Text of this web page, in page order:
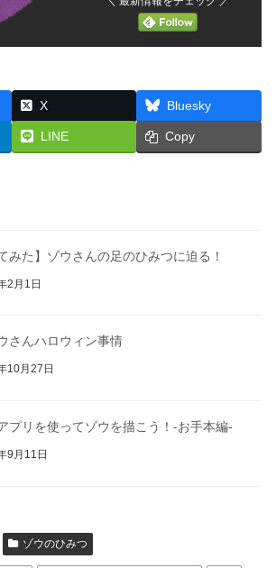
X Bluesky
LINE Copy
みた】ゾウさんの足のひみつに迫る！
2月1日
さんハロウィン事情
10月27日
プリを使ってゾウを描こう！-お手本編-
9月11日
ゾウのひみつ